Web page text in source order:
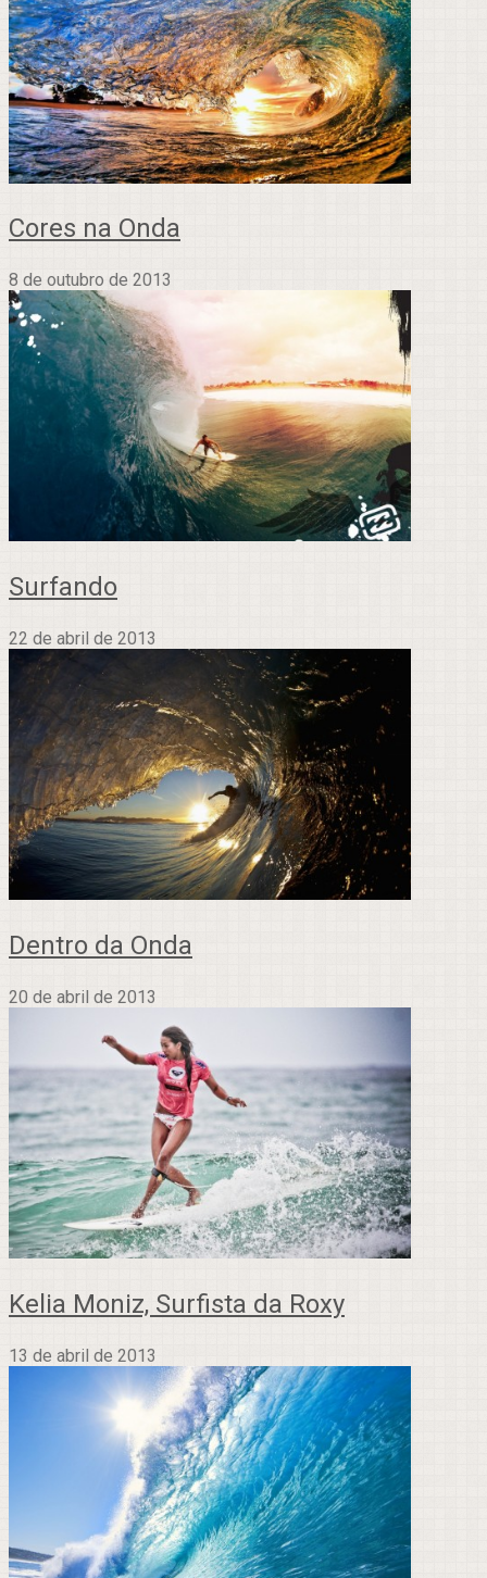
Cores na Onda
8 de outubro de 2013
Surfando
22 de abril de 2013
Dentro da Onda
20 de abril de 2013
Kelia Moniz, Surfista da Roxy
13 de abril de 2013